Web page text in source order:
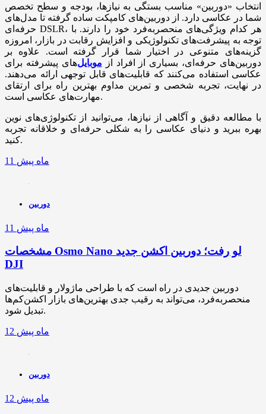
انتخاب «دوربین» مناسب بستگی به نیازها، بودجه و سطح تخصص
شما در عکاسی دارد. از دوربین‌های کامپکت ساده گرفته تا مدل‌های
حرفه‌ای DSLR، هر کدام ویژگی‌های منحصربه‌فرد خود را دارند. با
توجه به پیشرفت‌های تکنولوژیکی و افزایش رقابت در بازار، امروزه
گزینه‌های متنوعی در اختیار شما قرار گرفته است. علاوه بر
دوربین‌های حرفه‌ای، بسیاری از افراد از موبایل‌های پیشرفته برای
عکاسی استفاده می‌کنند که قابلیت‌های قابل توجهی ارائه می‌دهند.
در نهایت، تجربه شخصی و تمرین مداوم بهترین راه برای ارتقای
مهارت‌های عکاسی است.
با مطالعه دقیق و آگاهی از نیازها، می‌توانید از تکنولوژی‌های نوین
بهره ببرید و دنیای عکاسی را به شکلی حرفه‌ای و خلاقانه تجربه
کنید.
11 ماه پیش
دوربین
11 ماه پیش
مشخصات Osmo Nano لو رفت؛ دوربین اکشن جدید
DJI
دوربین جدیدی در راه است که با طراحی ماژولار و قابلیت‌های
منحصربه‌فرد، می‌تواند به رقیب جدی بهترین‌های بازار اکشن‌کم‌ها
تبدیل شود.
12 ماه پیش
دوربین
12 ماه پیش